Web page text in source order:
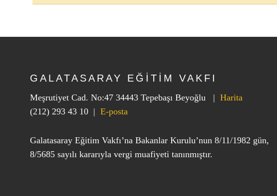
GALATASARAY EĞİTİM VAKFI
Meşrutiyet Cad. No:47 34443 Tepebaşı Beyoğlu | Harita
(212) 293 43 10 | E-posta
Galatasaray Eğitim Vakfı’na Bakanlar Kurulu’nun 8/11/1982 gün,
8/5685 sayılı kararıyla vergi muafiyeti tanınmıştır.